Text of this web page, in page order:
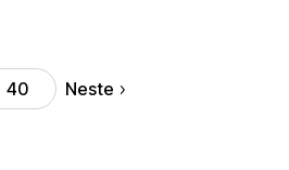
40 Neste